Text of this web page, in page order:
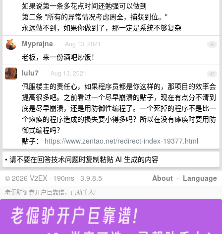
如果说第一条多花点时间还勉强可以做到
第二条 "所有的异常情况考虑周全，捕获到位。"
永远做不到，如果你做到了，那一定是系统不够复杂
46
Myprajna Aug 13, 2021
老板，来一份酒吧炒饭！
47
lulu7 Aug 13, 2021
佩服楼主的责任心，如果程序员都是你这样的，那项目的效率会
提高很多吧。之前看过一个尽早崩溃的贴子，现在有点分不清到
底是尽早崩溃，还是用防御性编程了。一个死掉的程序不是比一
个瘫痪的程序造成的损失要小得多吗？所以在没有瘫痪时要用防
御式编程吗？
贴子： https://www.zentao.net/redirect-index-19377.html
• 请不要在回答技术问题时复制粘贴 AI 生成的内容
About · Language
© 2026 V2EX · 190ms · 3.9.8.5
老倔驴证券开户巨靠谱，已助千人!